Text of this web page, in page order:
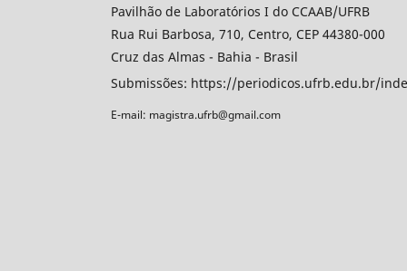
Pavilhão de Laboratórios I do CCAAB/UFRB
Rua Rui Barbosa, 710, Centro, CEP 44380-000
Cruz das Almas - Bahia - Brasil
Submissões: https://periodicos.ufrb.edu.br/
E-mail: magistra.ufrb@gmail.com